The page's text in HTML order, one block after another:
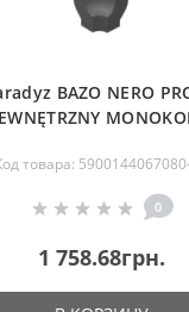
BAZO NERO
товара:
0
1 758.68грн.